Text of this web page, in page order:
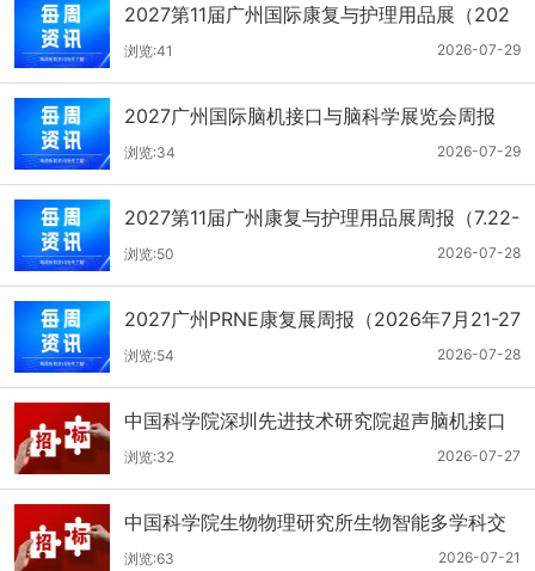
2027第11届广州国际康复与护理用品展（202
6.7.21-7.27周报）
2026-07-29
浏览:41
2027广州国际脑机接口与脑科学展览会周报
（7月21-27日）
2026-07-29
浏览:34
2027第11届广州康复与护理用品展周报（7.22-
7.28）
2026-07-28
浏览:50
2027广州PRNE康复展周报（2026年7月21-27
日）
2026-07-28
浏览:54
中国科学院深圳先进技术研究院超声脑机接口
读写系统采购项目公开招标公告
2026-07-27
浏览:32
中国科学院生物物理研究所生物智能多学科交
叉中心脑认知机理与脑机融合交叉研究平台物
2026-07-21
浏览:63